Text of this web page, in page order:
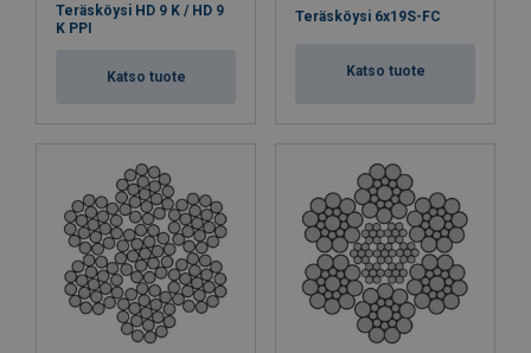
Teräsköysi HD 9 K / HD 9
K PPI
Katso tuote
Teräsköysi 6x19S-FC
Katso tuote